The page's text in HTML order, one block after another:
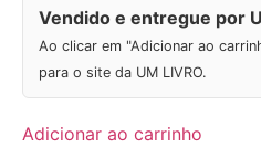
Vendido e entregue por
Ao clicar em "Adicionar ao
para o site da UM LIVRO.
Adicionar ao carrinho